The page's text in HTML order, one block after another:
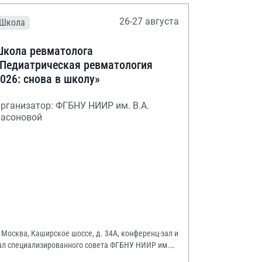
26-27 августа
ревматолога
ревматология
снова в школу»
ФГБНУ НИИР им. В.А.
Москва, Каширское шоссе, д. 34А, конференц-зал и
специализированного совета ФГБНУ НИИР им.